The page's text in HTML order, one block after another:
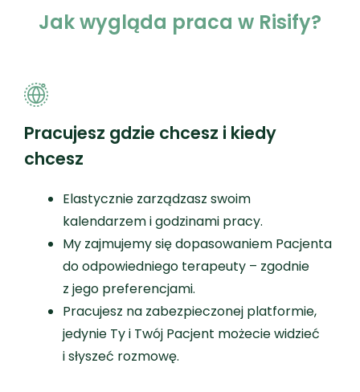
Jak wygląda praca w Risify?
Pracujesz gdzie chcesz i kiedy
chcesz
Elastycznie zarządzasz swoim
kalendarzem i godzinami pracy.
My zajmujemy się dopasowaniem Pacjenta
do odpowiedniego terapeuty – zgodnie
z jego preferencjami.
Pracujesz na zabezpieczonej platformie,
jedynie Ty i Twój Pacjent możecie widzieć
i słyszeć rozmowę.